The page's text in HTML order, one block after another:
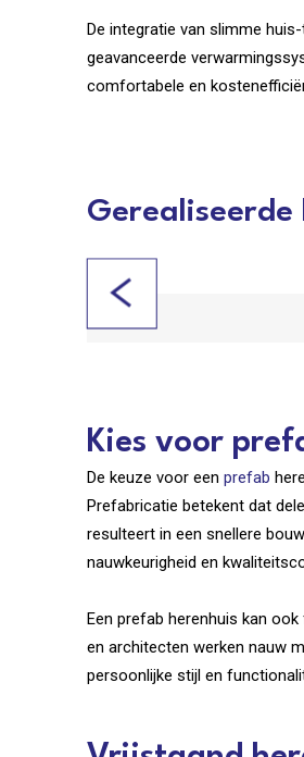
De integratie van slimme
geavanceerde
comfortabele en
Gerealiseerde
Kies voor
De keuze voor een prefab
Prefabricatie betekent dat
resulteert in een snellere
nauwkeurigheid en
Een prefab herenhuis kan
en architecten werken nauw
persoonlijke stijl en